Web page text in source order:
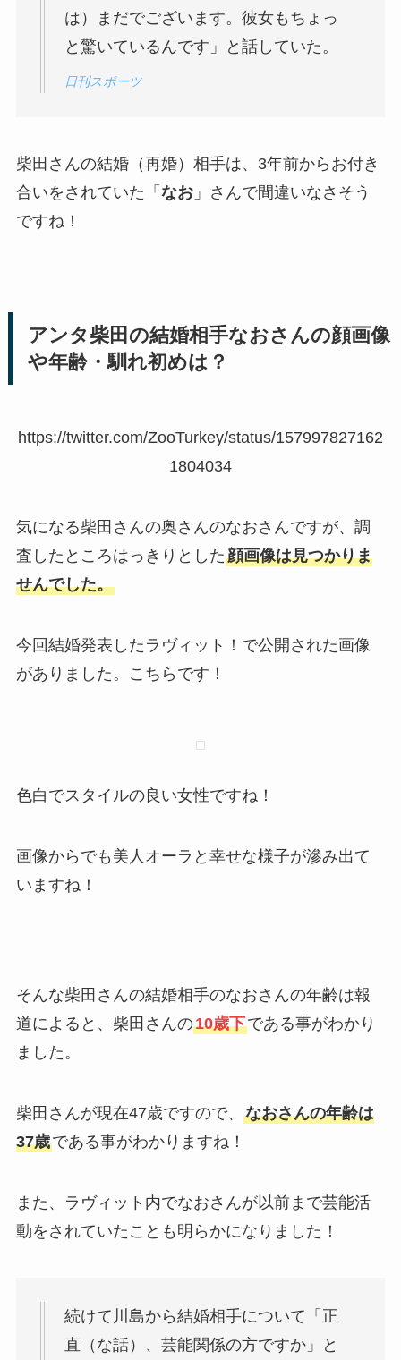
は）まだでございます。彼女もちょっ
と驚いているんです」と話していた。
日刊スポーツ
柴田さんの結婚（再婚）相手は、3年前からお付き
合いをされていた「 なお」さんで間違いなさそう
ですね！
アンタ柴田の結婚相手なおさんの顔画像
や年齢・馴れ初めは？
https://twitter.com/ZooTurkey/status/157997827162
1804034
気になる柴田さんの奥さんのなおさんですが、調
査したところはっきりとした顔画像は見つかりま
せんでした。
今回結婚発表したラヴィット！で公開された画像
がありました。こちらです！
色白でスタイルの良い女性ですね！
画像からでも美人オーラと幸せな様子が滲み出て
いますね！
そんな柴田さんの結婚相手のなおさんの年齢は報
道によると、柴田さんの10歳下である事がわかり
ました。
柴田さんが現在47歳ですので、 なおさんの年齢は
37歳である事がわかりますね！
また、ラヴィット内でなおさんが以前まで芸能活
動をされていたことも明らかになりました！
続けて川島から結婚相手について「正
直（な話）、芸能関係の方ですか」と